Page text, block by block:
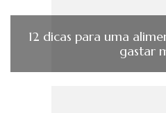
12 dicas para uma
gastar